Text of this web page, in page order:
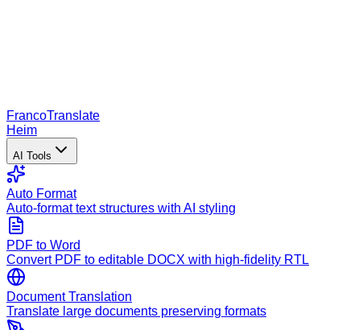
FrancoTranslate
Heim
AI Tools
Auto Format
Auto-format text structures with AI styling
PDF to Word
Convert PDF to editable DOCX with high-fidelity RTL
Document Translation
Translate large documents preserving formats